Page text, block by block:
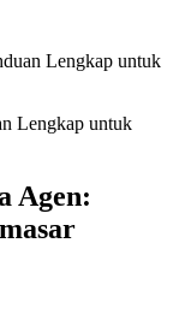
Lengkap untuk
Agen: